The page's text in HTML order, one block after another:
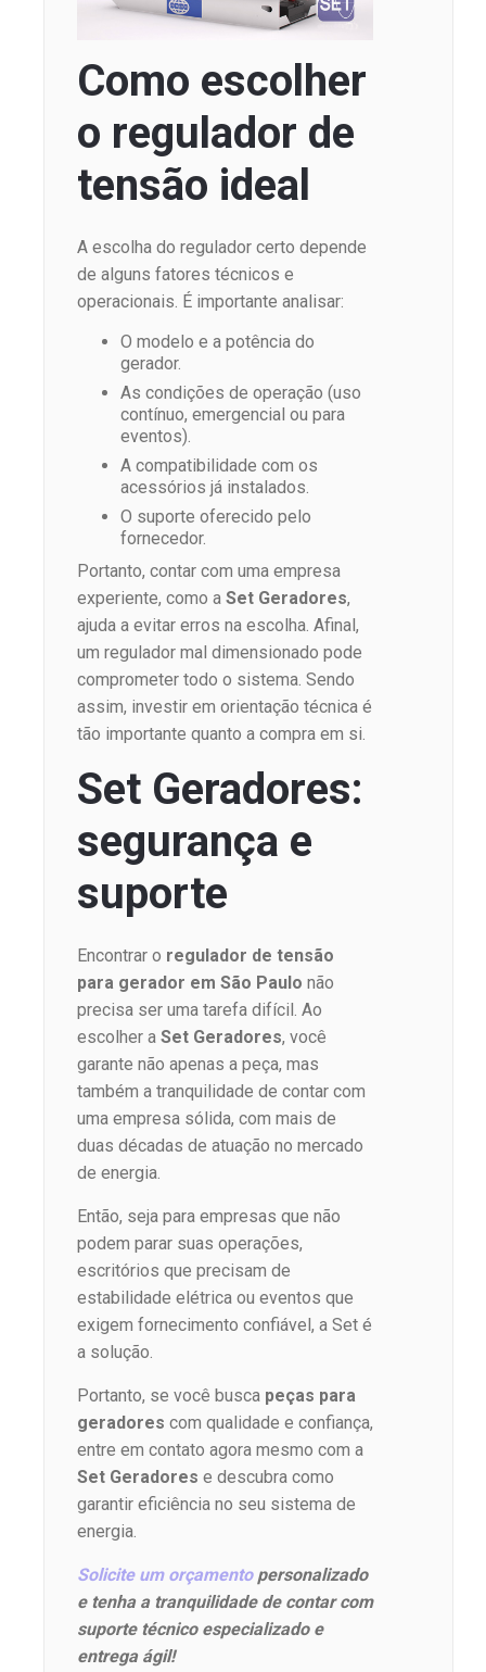
Como escolher
o regulador de
tensão ideal
A escolha do regulador certo depende
de alguns fatores técnicos e
operacionais. É importante analisar:
O modelo e a potência do
gerador.
As condições de operação (uso
contínuo, emergencial ou para
eventos).
A compatibilidade com os
acessórios já instalados.
O suporte oferecido pelo
fornecedor.
Portanto, contar com uma empresa
experiente, como a Set Geradores,
ajuda a evitar erros na escolha. Afinal,
um regulador mal dimensionado pode
comprometer todo o sistema. Sendo
assim, investir em orientação técnica é
tão importante quanto a compra em si.
Set Geradores:
segurança e
suporte
Encontrar o regulador de tensão
para gerador em São Paulo não
precisa ser uma tarefa difícil. Ao
escolher a Set Geradores, você
garante não apenas a peça, mas
também a tranquilidade de contar com
uma empresa sólida, com mais de
duas décadas de atuação no mercado
de energia.
Então, seja para empresas que não
podem parar suas operações,
escritórios que precisam de
estabilidade elétrica ou eventos que
exigem fornecimento confiável, a Set é
a solução.
Portanto, se você busca peças para
geradores com qualidade e confiança,
entre em contato agora mesmo com a
Set Geradores e descubra como
garantir eficiência no seu sistema de
energia.
Solicite um orçamentopersonalizado
e tenha a tranquilidade de contar com
suporte técnico especializado e
entrega ágil!